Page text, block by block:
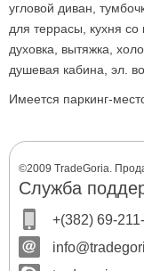
угловой диван,
для террасы, кухня со
духовка, вытяжка,
душевая кабина, эл.
Имеется паркинг-
©2009 TradeGoria.
Служба
+(382) 69-